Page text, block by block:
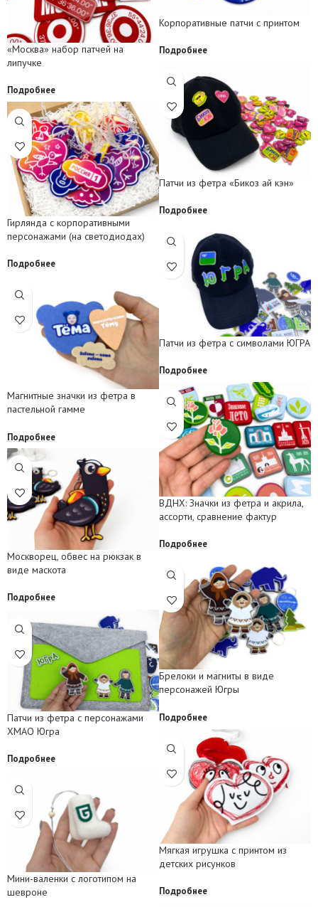
Корпоративные патчи с принтом
Подробнее
«Москва» набор патчей на
липучке
Подробнее
Патчи из фетра «Бикоз ай кэн»
Подробнее
Гирлянда с корпоративными
персонажами (на светодиодах)
Подробнее
Патчи из фетра с символами ЮГРА
Подробнее
Магнитные значки из фетра в
пастельной гамме
Подробнее
ВДНХ: Значки из фетра и акрила,
ассорти, сравнение фактур
Подробнее
Москворец, обвес на рюкзак в
виде маскота
Подробнее
Брелоки и магниты в виде
персонажей Югры
Подробнее
Патчи из фетра с персонажами
ХМАО Югра
Подробнее
Мягкая игрушка с принтом из
детских рисунков
Подробнее
Мини-валенки с логотипом на
шевроне